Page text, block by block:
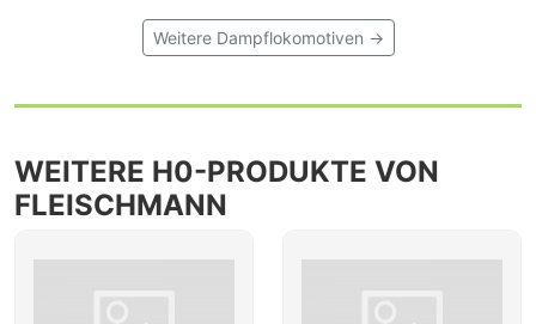
Weitere Dampflokomotiven →
WEITERE H0-PRODUKTE VON
FLEISCHMANN